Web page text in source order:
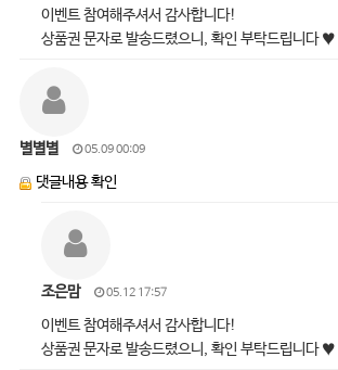
이벤트 참여해주셔서 감사합니다!
상품권 문자로 발송드렸으니, 확인 부탁드립니다 ♥
별별별 05.09 00:09
댓글내용 확인
조은맘 05.12 17:57
이벤트 참여해주셔서 감사합니다!
상품권 문자로 발송드렸으니, 확인 부탁드립니다 ♥